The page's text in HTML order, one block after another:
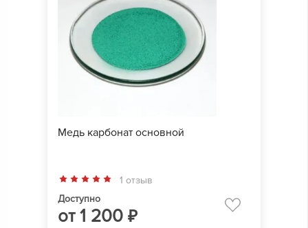
Медь карбонат основной
1 отзыв
Доступно
от1 200 ₽